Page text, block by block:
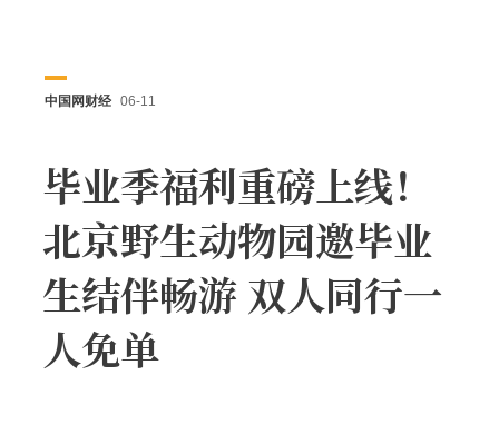
中国网财经 06-11
毕业季福利重磅上线！
北京野生动物园邀毕业
生结伴畅游 双人同行一
人免单